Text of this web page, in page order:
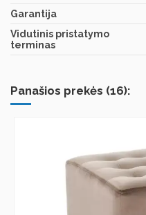
Garantija
Vidutinis pristatymo
terminas
Panašios prekės (16):